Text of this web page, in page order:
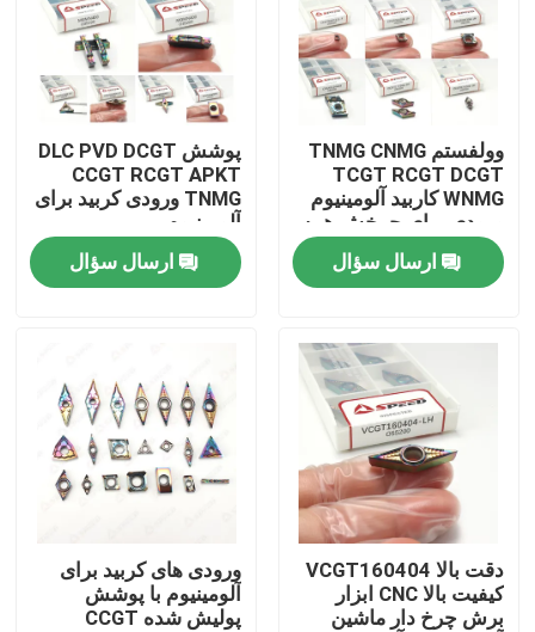
محصولات
فیلم های
دربارهی ما
کارخانه تور
تماس با ما
اخبار
همه موارد
درج فرز کاربید
وولفستم TNMG CNMG
TCGT RCGT DCGT
WNMG کاربید آلومینیوم
ورودی برای چرخش همه
کاره
ارسال سؤال
پوشش DLC PVD DCGT
CCGT RCGT APKT
TNMG ورودی کربید برای
آلومینیوم
ارسال سؤال
دقت بالا VCGT160404
کیفیت بالا CNC ابزار
برش چرخ دار ماشین
ورودی های کربید برای
آلومینیوم با پوشش
پولیش شده CCGT